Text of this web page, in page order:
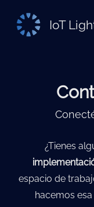
IoT
¿Tienes
espacio de
hacemos